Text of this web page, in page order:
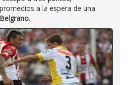
a la espera de una
.